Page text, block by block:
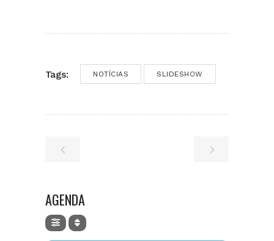
Tags: NOTÍCIAS SLIDESHOW
AGENDA